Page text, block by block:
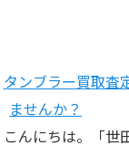
タンブラー買取査
ませんか？
こんにちは。「世